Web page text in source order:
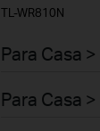
TL-WR810N
Para Casa
Para Casa